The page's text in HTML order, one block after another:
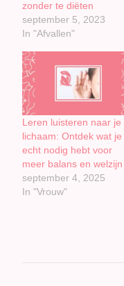
zonder te diëten
september 5, 2023
In "Afvallen"
Leren luisteren naar je
lichaam: Ontdek wat je
echt nodig hebt voor
meer balans en welzijn
september 4, 2025
In "Vrouw"